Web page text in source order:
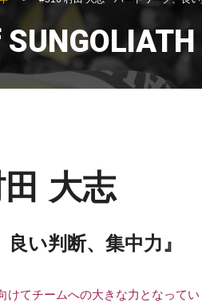
大志
良い判断、集中力』
けてチームへの大きな力となって